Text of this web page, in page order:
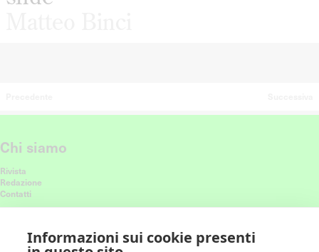
Chi siamo
Rivista
Redazione
Contatti
Connettiti con noi
Informazioni sui cookie presenti